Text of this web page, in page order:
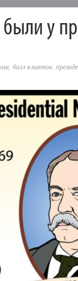
у
, билл клинтон,